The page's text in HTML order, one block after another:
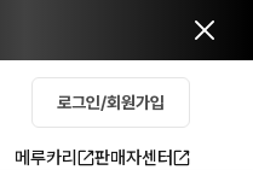
로그인/회원가입
메루카리 판매자센터